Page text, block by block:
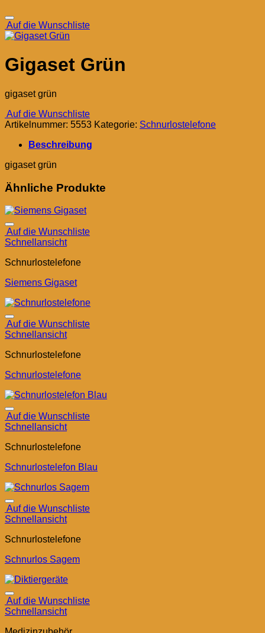
Auf die Wunschliste
Gigaset Grün
gigaset grün
Auf die Wunschliste
Artikelnummer: 5553 Kategorie: Schnurlostelefone
Beschreibung
gigaset grün
Ähnliche Produkte
Auf die Wunschliste
Schnellansicht
Schnurlostelefone
Siemens Gigaset
Auf die Wunschliste
Schnellansicht
Schnurlostelefone
Schnurlostelefone
Auf die Wunschliste
Schnellansicht
Schnurlostelefone
Schnurlostelefon Blau
Auf die Wunschliste
Schnellansicht
Schnurlostelefone
Schnurlos Sagem
Auf die Wunschliste
Schnellansicht